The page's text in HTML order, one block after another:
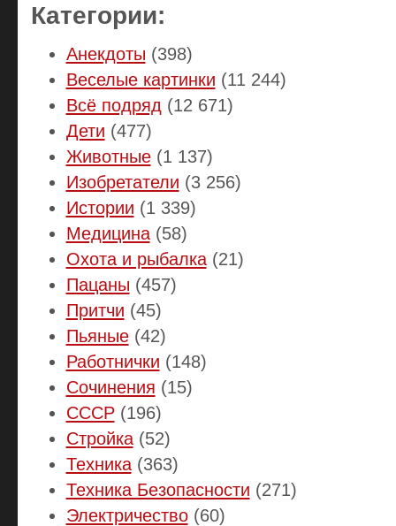
Категории:
Анекдоты (398)
Веселые картинки (11 244)
Всё подряд (12 671)
Дети (477)
Животные(1 137)
Изобретатели (3 256)
Истории (1 339)
Медицина(58)
Охота и рыбалка(21)
Пацаны (457)
Притчи (45)
Пьяные(42)
Работнички (148)
Сочинения (15)
СССР(196)
Стройка(52)
Техника(363)
Техника Безопасности (271)
Электричество(60)